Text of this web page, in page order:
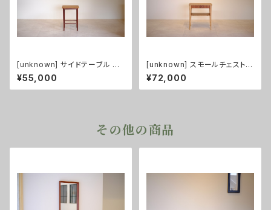
[unknown] サイドテーブル チ
ーク
¥55,000
[unknown] スモールチェスト
チーク/ビーチ
¥72,000
その他の商品